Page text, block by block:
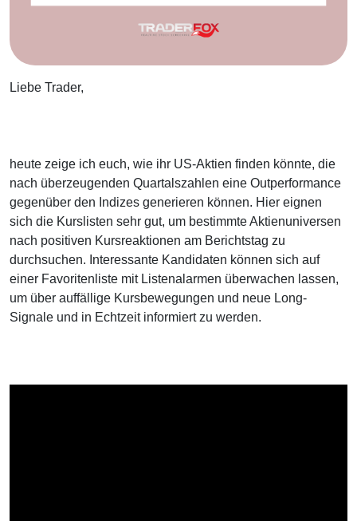
Liebe Trader,
heute zeige ich euch, wie ihr US-Aktien finden könnte, die
nach überzeugenden Quartalszahlen eine Outperformance
gegenüber den Indizes generieren können. Hier eignen
sich die Kurslisten sehr gut, um bestimmte Aktienuniversen
nach positiven Kursreaktionen am Berichtstag zu
durchsuchen. Interessante Kandidaten können sich auf
einer Favoritenliste mit Listenalarmen überwachen lassen,
um über auffällige Kursbewegungen und neue Long-
Signale und in Echtzeit informiert zu werden.